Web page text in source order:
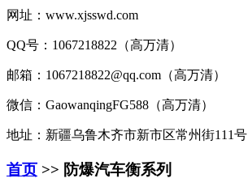
网址：www.xjsswd.com
QQ号：1067218822（高万清）
邮箱：1067218822@qq.com（高万清）
微信：GaowanqingFG588（高万清）
地址：新疆乌鲁木齐市新市区常州街111号
首页 >> 防爆汽车衡系列